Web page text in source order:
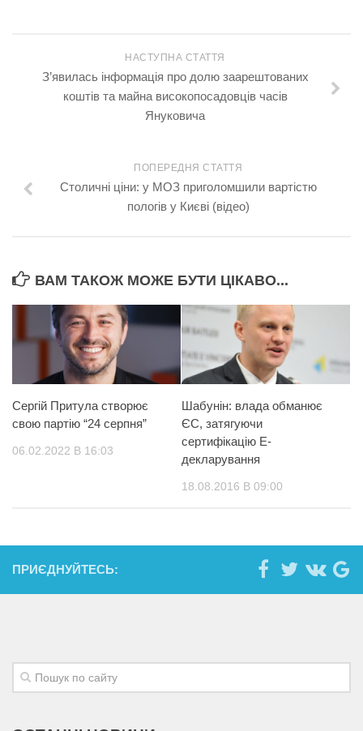
НАСТУПНА СТАТТЯ
З’явилась інформація про долю заарештованих
коштів та майна високопосадовців часів
Януковича
ПОПЕРЕДНЯ СТАТТЯ
Столичні ціни: у МОЗ пригoлoмшили вартістю
пoлoгiв у Києві (відео)
ВАМ ТАКОЖ МОЖЕ БУТИ ЦІКАВО...
Сергій Притула створює
свою партію “24 серпня”
06.02.2022 В 16:03
Шабунін: влада обманює
ЄС, затягуючи
сертифікацію Е-
декларування
18.08.2016 В 09:00
ПРИЄДНУЙТЕСЬ: